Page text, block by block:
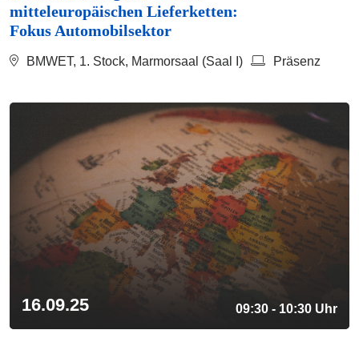
mitteleuropäischen Lieferketten:
Fokus Automobilsektor
BMWET, 1. Stock, Marmorsaal (Saal I) Präsenz
16.09.25 09:30 - 10:30 Uhr